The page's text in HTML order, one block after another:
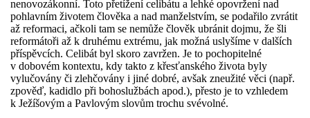
nenovozákonní. Toto přetížení celibátu a lehké opovržení nad
pohlavním životem člověka a nad manželstvím, se podařilo zvrátit
až reformaci, ačkoli tam se nemůže člověk ubránit dojmu, že šli
reformátoři až k druhému extrému, jak možná uslyšíme v dalších
příspěvcích. Celibát byl skoro zavržen. Je to pochopitelné
v dobovém kontextu, kdy takto z křesťanského života byly
vylučovány či zlehčovány i jiné dobré, avšak zneužité věci (např.
zpověď, kadidlo při bohoslužbách apod.), přesto je to vzhledem
k Ježíšovým a Pavlovým slovům trochu svévolné.